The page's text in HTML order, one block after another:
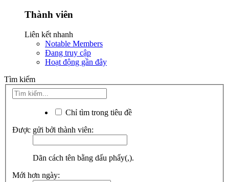
Thành viên
Liên kết nhanh
Notable Members
Đang truy cập
Hoạt động gần đây
Tìm kiếm
Chỉ tìm trong tiêu đề
Được gửi bởi thành viên:
Dãn cách tên bằng dấu phẩy(,).
Mới hơn ngày: